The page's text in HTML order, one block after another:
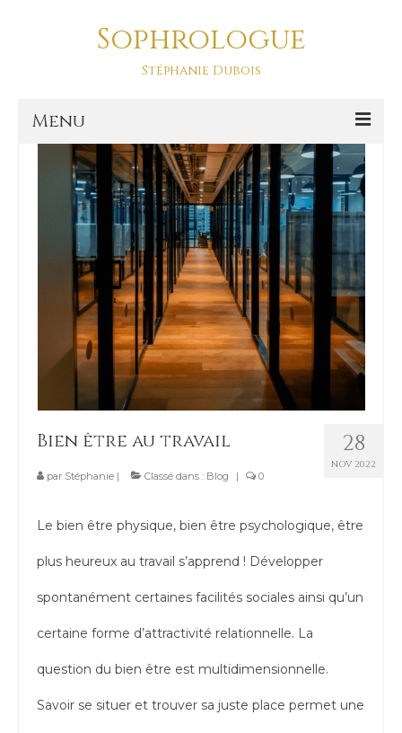
Sophrologue
Stéphanie Dubois
Menu
Accueil
Prestations
SOPHRO DANSE-ASD
Sophro Balade La Baule
La sophrologie
La sophrologie, c’est quoi ?
Contact
28
NOV 2022
Bien être au travail
par Stéphanie | Classé dans : Blog | 0
Le bien être physique, bien être psychologique, être
plus heureux au travail s’apprend ! Développer
spontanément certaines facilités sociales ainsi qu’un
certaine forme d’attractivité relationnelle. La
question du bien être est multidimensionnelle.
Savoir se situer et trouver sa juste place permet une